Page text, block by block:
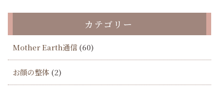
カテゴリー
Mother Earth通信 (60)
お顔の整体 (2)